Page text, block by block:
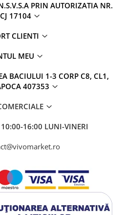
PRIN AUTORIZATIA NR.
17104
CLIENTI
MEU
BACIULUI 1-3 CORP C8, CL1,
407353
10:00-16:00 LUNI-VINERI